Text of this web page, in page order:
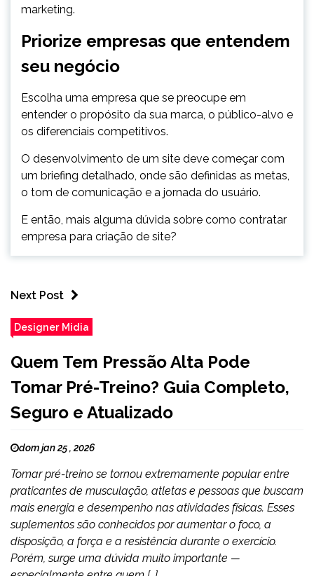
marketing.
Priorize empresas que entendem
seu negócio
Escolha uma empresa que se preocupe em
entender o propósito da sua marca, o público-alvo e
os diferenciais competitivos.
O desenvolvimento de um site deve começar com
um briefing detalhado, onde são definidas as metas,
o tom de comunicação e a jornada do usuário.
E então, mais alguma dúvida sobre como contratar
empresa para criação de site?
Next Post
Designer Midia
Quem Tem Pressão Alta Pode
Tomar Pré-Treino? Guia Completo,
Seguro e Atualizado
dom jan 25 , 2026
Tomar pré-treino se tornou extremamente popular entre
praticantes de musculação, atletas e pessoas que buscam
mais energia e desempenho nas atividades físicas. Esses
suplementos são conhecidos por aumentar o foco, a
disposição, a força e a resistência durante o exercício.
Porém, surge uma dúvida muito importante —